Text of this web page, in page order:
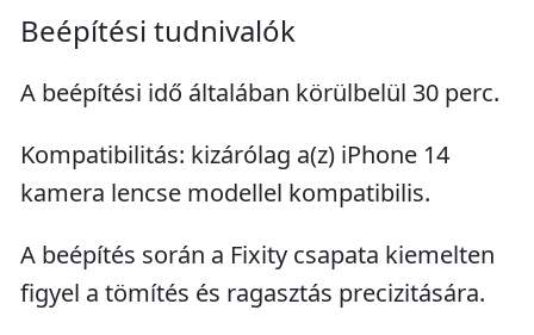
Beépítési tudnivalók
A beépítési idő általában körülbelül 30 perc.
Kompatibilitás: kizárólag a(z) iPhone 14
kamera lencse modellel kompatibilis.
A beépítés során a Fixity csapata kiemelten
figyel a tömítés és ragasztás precizitására.